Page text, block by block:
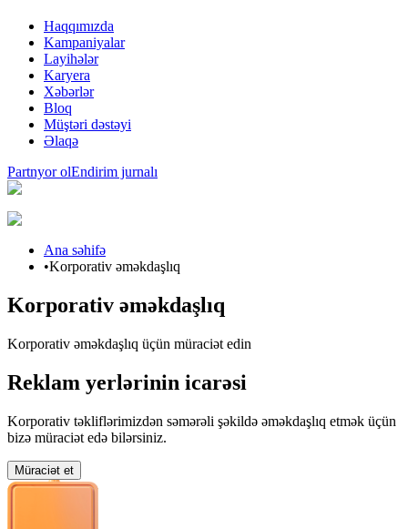
Haqqımızda
Kampaniyalar
Layihələr
Karyera
Xəbərlər
Bloq
Müştəri dəstəyi
Əlaqə
Partnyor olEndirim jurnalı
Ana səhifə
•Korporativ əməkdaşlıq
Korporativ əməkdaşlıq
Korporativ əməkdaşlıq üçün müraciət edin
Reklam yerlərinin icarəsi
Korporativ təkliflərimizdən səmərəli şəkildə əməkdaşlıq etmək üçün
bizə müraciət edə bilərsiniz.
Müraciət et